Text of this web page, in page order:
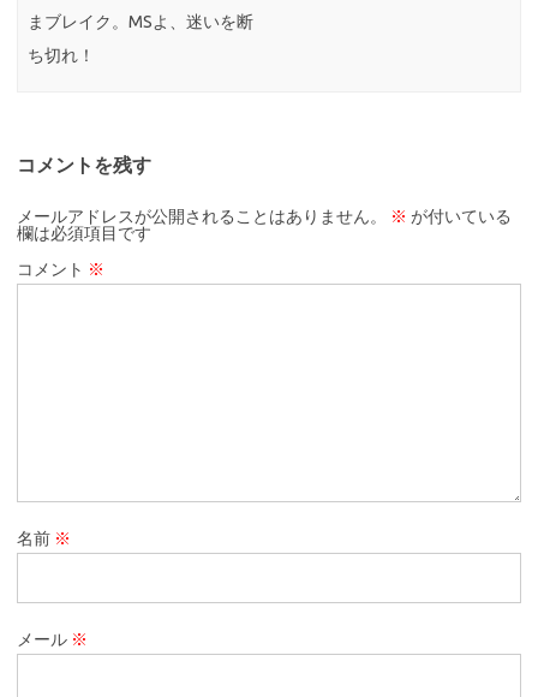
まブレイク。MSよ、迷いを断
ち切れ！
コメントを残す
メールアドレスが公開されることはありません。 ※ が付いている
欄は必須項目です
コメント ※
名前 ※
メール ※